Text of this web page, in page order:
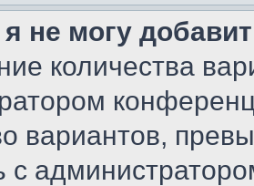
не могу
количества
вариантов,
с